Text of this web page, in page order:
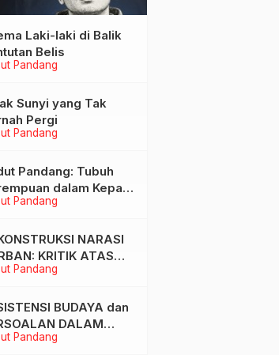
Pandang
Laki-laki di Balik
Belis
Pandang
Sunyi yang Tak
Pergi
Pandang
Pandang: Tubuh
dalam Kepala
laki
Pandang
NARASI
KRITIK ATAS
MASKULIN DAN
DALAM
“DILEMA LAKI-
DI BALIK TUNTUTAN
Pandang
BUDAYA dan
DALAM
KONTEMPORER